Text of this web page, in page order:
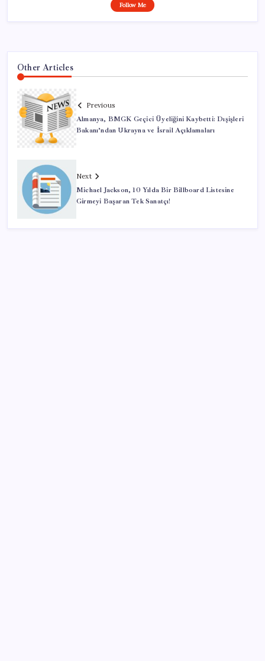
Follow Me
Other Articles
Previous
Almanya, BMGK Geçici Üyeliğini Kaybetti: Dışişleri
Bakanı’ndan Ukrayna ve İsrail Açıklamaları
Next
Michael Jackson, 10 Yılda Bir Billboard Listesine
Girmeyi Başaran Tek Sanatçı!